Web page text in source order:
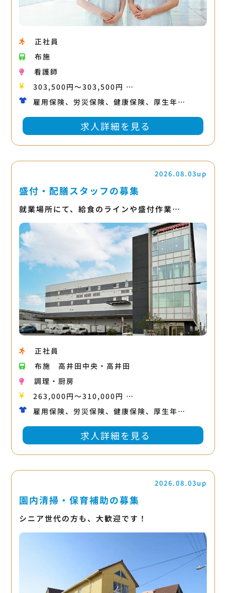
正社員
布施
看護師
303,500円〜303,500円 …
雇用保険、労災保険、健康保険、厚生年…
求人詳細を見る
2026.08.03up
盛付・配膳スタッフの募集
就業場所にて、給食のラインや盛付作業…
正社員
布施
高井田中央・高井田
調理・厨房
263,000円〜310,000円 …
雇用保険、労災保険、健康保険、厚生年…
求人詳細を見る
2026.08.03up
園内清掃・保育補助の募集
シニア世代の方も、大歓迎です！